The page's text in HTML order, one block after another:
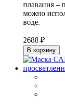
плавания –
можно
воде.
2688 ₽
В корзину